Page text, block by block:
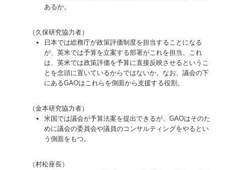
あるか。
（久保研究協力者）
日本では総務庁が政策評価制度を担当することになる
が、英米では予算を立案する部署がこれを担当。これ
は、英米では政策評価を予算に直接反映させるというこ
とを念頭に置いているからではないか。なお、議会の下
にあるGAOはこれらを側面から支援する役割。
（金本研究協力者）
米国では議会が予算法案を提出できるが、GAOはそのた
めに議会の委員会や議員のコンサルティングをやるとい
う側面をもつ。
（村松座長）